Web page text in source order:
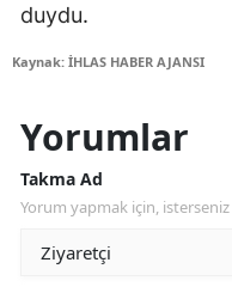
duydu.
Kaynak: İHLAS HABER AJANSI
Yorumlar
Takma Ad
Yorum yapmak için, isterseniz